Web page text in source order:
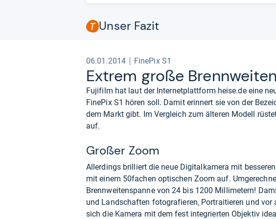
Unser Fazit
06.01.2014 FinePix S1
Extrem große
Fujifilm hat laut der Internetplattform heise.de eine
FinePix S1 hören soll. Damit erinnert sie von der
dem Markt gibt. Im Vergleich zum älteren Modell
auf.
Großer Zoom
Allerdings brilliert die neue Digitalkamera mit
mit einem 50fachen optischen Zoom auf.
Brennweitenspanne von 24 bis 1200 Millimetern!
und Landschaften fotografieren, Portraitieren und
sich die Kamera mit dem fest integrierten Objektiv